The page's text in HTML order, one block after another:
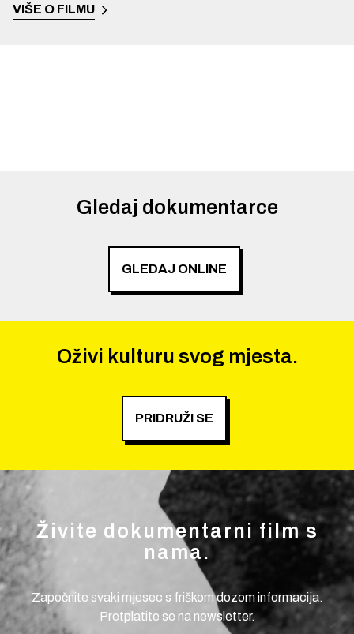
VIŠE O FILMU
Gledaj dokumentarce
GLEDAJ ONLINE
Oživi kulturu svog mjesta.
PRIDRUŽI SE
Živite dokumentarni film s
nama.
Započnite svaki mjesec s friškom dozom informacija.
Pretplatite se na newsletter.